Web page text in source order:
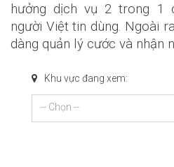
hưởng dịch vụ 2 trong 1
người Việt tin dùng. Ngoài
dàng quản lý cước và nhận
Khu vực đang xem:
-- Chọn --